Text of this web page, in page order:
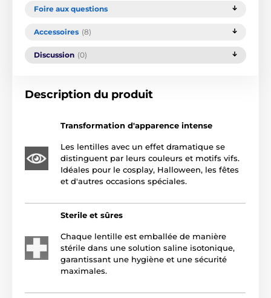
Foire aux questions
Accessoires (8)
Discussion (0)
Description du produit
Transformation d'apparence intense
Les lentilles avec un effet dramatique se
distinguent par leurs couleurs et motifs vifs.
Idéales pour le cosplay, Halloween, les fêtes
et d'autres occasions spéciales.
Sterile et sûres
Chaque lentille est emballée de manière
stérile dans une solution saline isotonique,
garantissant une hygiène et une sécurité
maximales.